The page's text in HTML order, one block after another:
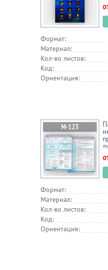
Формат:
Материал:
Кол-во листов:
Код:
Ориентация:
Формат:
Материал:
Кол-во листов:
Код:
Ориентация: